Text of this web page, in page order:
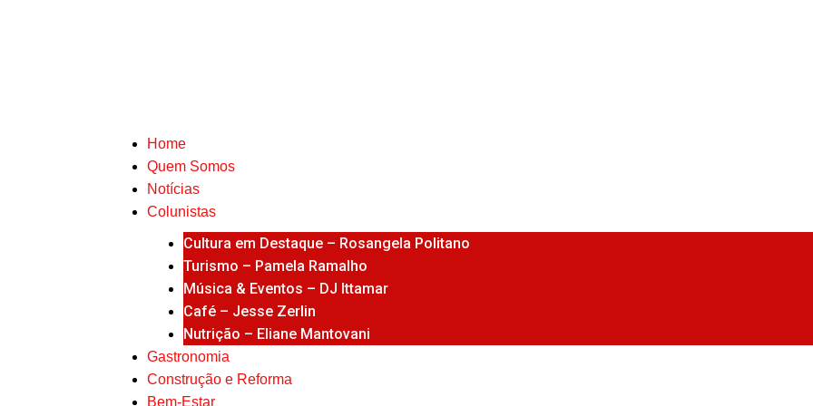
Home
Quem Somos
Notícias
Colunistas
Cultura em Destaque – Rosangela Politano
Turismo – Pamela Ramalho
Música & Eventos – DJ Ittamar
Café – Jesse Zerlin
Nutrição – Eliane Mantovani
Gastronomia
Construção e Reforma
Bem-Estar